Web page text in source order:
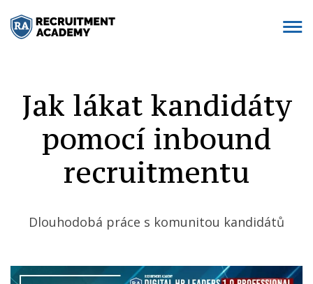
Jak lákat kandidáty
pomocí inbound
recruitmentu
Dlouhodobá práce s komunitou kandidátů